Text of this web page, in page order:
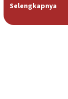
Selengkapnya